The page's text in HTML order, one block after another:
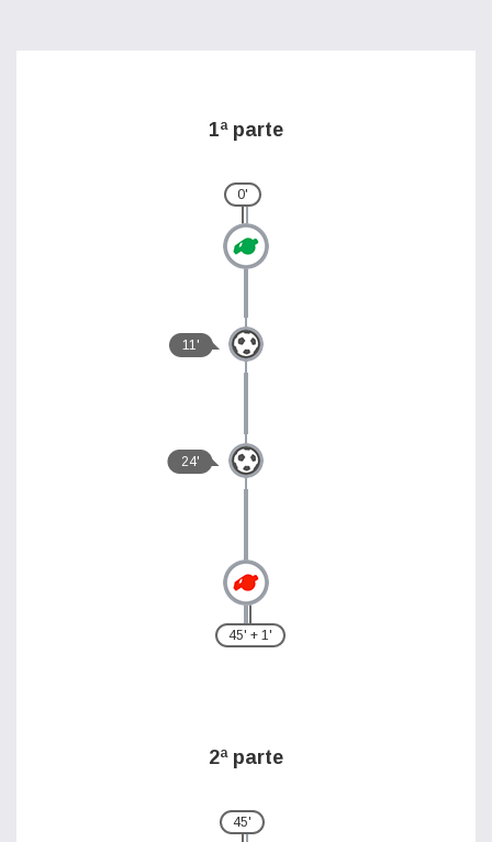
1ª parte
0'
11'
24'
45' + 1'
2ª parte
45'